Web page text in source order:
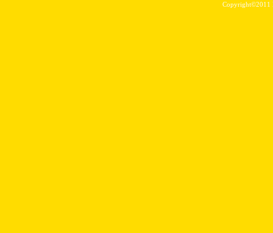
Copyright©2011